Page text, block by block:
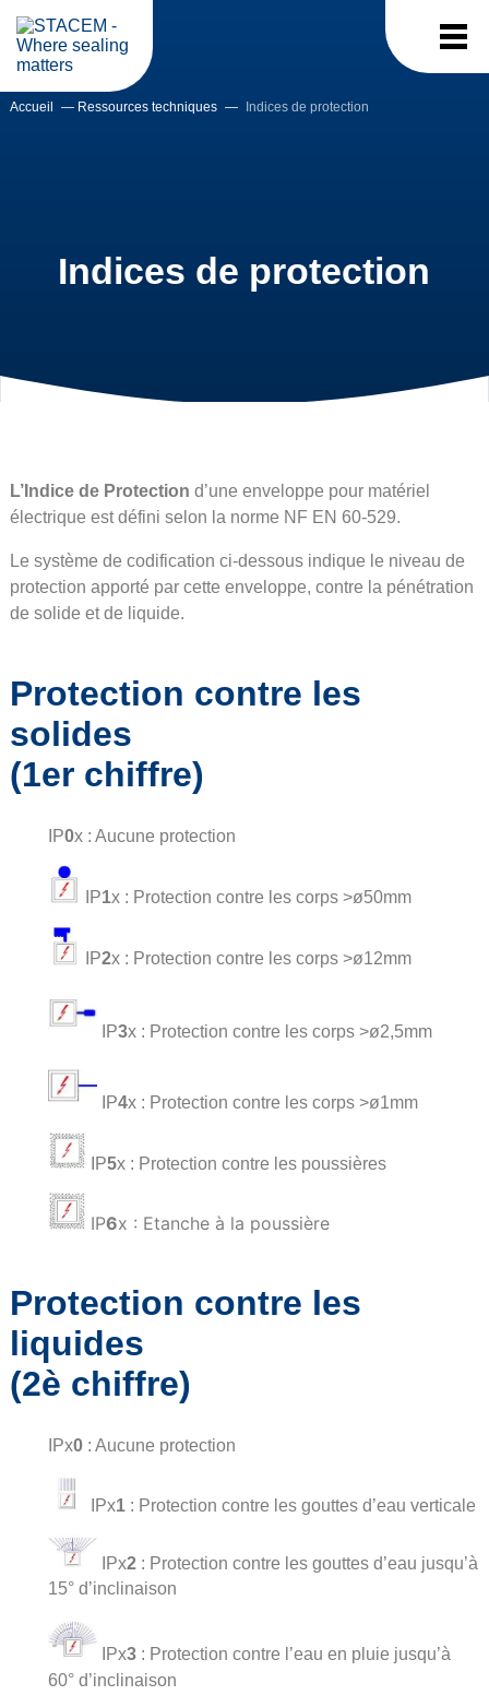
Accueil — Ressources techniques — Indices de protection
Indices de protection
L’Indice de Protection d’une enveloppe pour matériel
électrique est défini selon la norme NF EN 60-529.
Le système de codification ci-dessous indique le niveau de
protection apporté par cette enveloppe, contre la pénétration
de solide et de liquide.
Protection contre les
solides
(1er chiffre)
IP0x : Aucune protection
IP1x : Protection contre les corps >ø50mm
IP2x : Protection contre les corps >ø12mm
IP3x : Protection contre les corps >ø2,5mm
IP4x : Protection contre les corps >ø1mm
IP5x : Protection contre les poussières
IP6x : Etanche à la poussière
Protection contre les
liquides
(2è chiffre)
IPx0: Aucune protection
IPx1: Protection contre les gouttes d’eau verticale
IPx2: Protection contre les gouttes d’eau jusqu’à
15° d’inclinaison
IPx3: Protection contre l’eau en pluie jusqu’à
60° d’inclinaison